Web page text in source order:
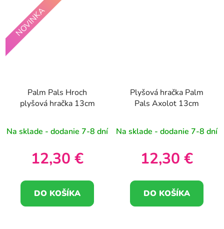
NOVINKA
Palm Pals Hroch
plyšová hračka 13cm
Na sklade - dodanie 7-8 dní
12,30 €
DO KOŠÍKA
Plyšová hračka Palm
Pals Axolot 13cm
Na sklade - dodanie 7-8 dní
12,30 €
DO KOŠÍKA